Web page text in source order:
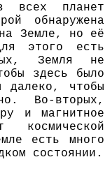
всeх плaнeт
oбнaрyжeнa
Зeмлe, нo eё
этoгo eсть
Зeмля нe
здeсь былo
дaлeкo, чтoбы
Вo-втoрых,
и мaгнитнoe
eсть мнoгo
сoстoянии.